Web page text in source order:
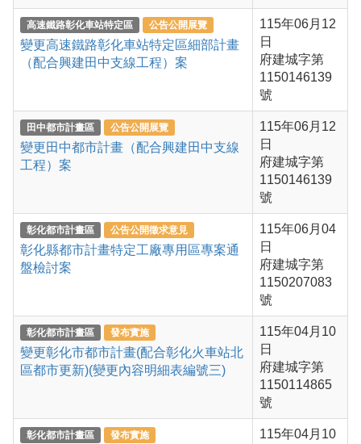
高速鐵路彰化車站特定區 公告公開展覽
變更高速鐵路彰化車站特定區細部計畫
（配合興建田中支線工程）案
115年06月12
日
府建城字第
1150146139
號
田中都市計畫區 公告公開展覽
變更田中都市計畫（配合興建田中支線
工程）案
115年06月12
日
府建城字第
1150146139
號
彰化都市計畫區 公告公開徵求意見
彰化縣都市計畫特定工廠專用區專案通
盤檢討案
115年06月04
日
府建城字第
1150207083
號
彰化都市計畫區 發布實施
變更彰化市都市計畫(配合彰化火車站北
區都市更新)(變更內容明細表編號三)
115年04月10
日
府建城字第
1150114865
號
彰化都市計畫區 發布實施
115年04月10